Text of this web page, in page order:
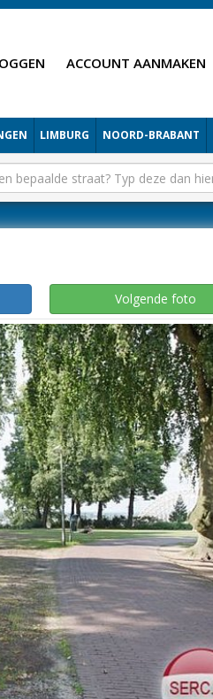
ACCOUNT AANMAKEN
LIMBURG NOORD-BRABANT
Volgende foto